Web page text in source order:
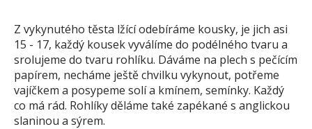
Z vykynutého těsta lžící odebíráme kousky, je jich asi
15 - 17, každý kousek vyválíme do podélného tvaru a
srolujeme do tvaru rohlíku. Dáváme na plech s pečícím
papírem, necháme ještě chvilku vykynout, potřeme
vajíčkem a posypeme solí a kmínem, semínky. Každý
co má rád. Rohlíky děláme také zapékané s anglickou
slaninou a sýrem.